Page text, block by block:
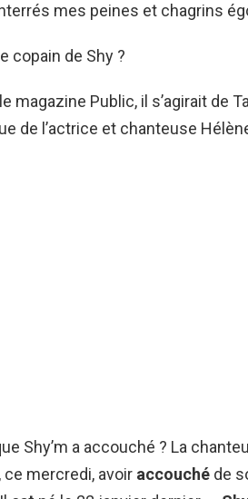
mes peines et chagrins
copain de Shy ?
magazine Public, il s’agirait de
de l’actrice et chanteuse
Shy’m a accouché ? La
ce mercredi, avoir accouché de